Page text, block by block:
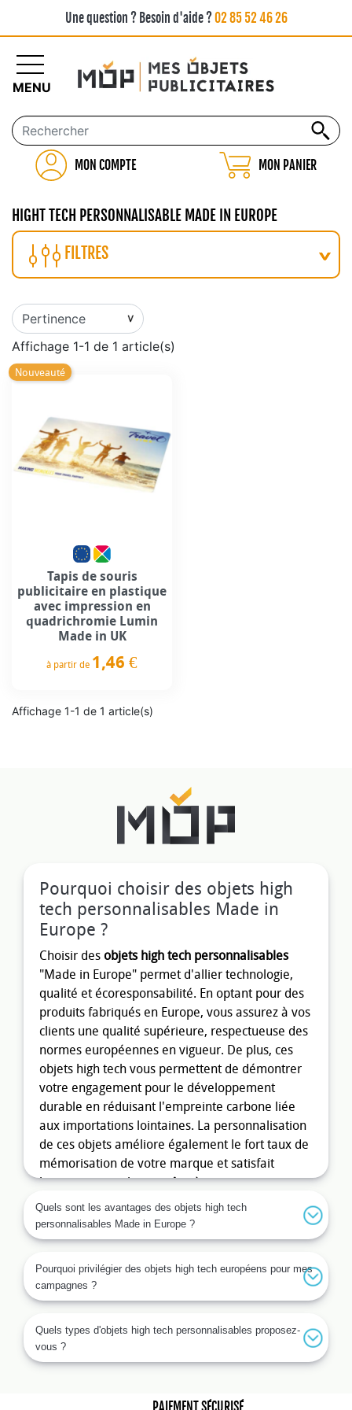
Une question ? Besoin d'aide ?02 85 52 46 26
MON COMPTE MON PANIER
MENU
HIGHT TECH PERSONNALISABLE MADE IN EUROPE
Pourquoi choisir des objets high
tech personnalisables Made in
Europe ?
Choisir des objets high tech personnalisables
"Made in Europe" permet d'allier technologie,
qualité et écoresponsabilité. En optant pour des
produits fabriqués en Europe, vous assurez à vos
clients une qualité supérieure, respectueuse des
normes européennes en vigueur. De plus, ces
objets high tech vous permettent de démontrer
votre engagement pour le développement
durable en réduisant l'empreinte carbone liée
aux importations lointaines. La personnalisation
de ces objets améliore également le fort taux de
mémorisation de votre marque et satisfait
largement vos clients grâce à un aspect unique
et distinctif.
Un atout pour vos campagnes de
Les objets high tech personnalisables sont des
outils puissants de communication par l’objet. Ils
tout en véhiculant une image moderne et
innovante de votre entreprise. Intégrer des
Quels sont les avantages des objets high tech
personnalisables Made in Europe ?
Pourquoi privilégier des objets high tech européens pour mes
campagnes ?
Quels types d'objets high tech personnalisables proposez-
vous ?
FILTRES
Affichage 1-1 de 1 article(s)
Nouveauté
Tapis de souris
publicitaire en plastique
avec impression en
quadrichromie Lumin
Made in UK
à partir de 1,46 €
Affichage 1-1 de 1 article(s)